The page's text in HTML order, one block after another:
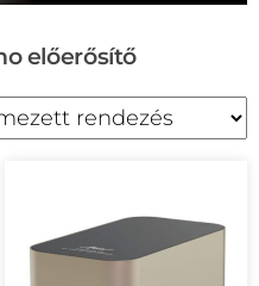
előerősítő